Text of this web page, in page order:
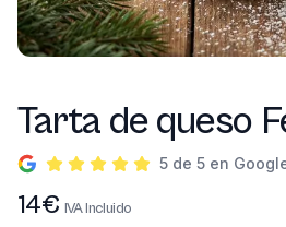
Tarta de queso
5 de 5 en
Información del producto
14€ IVA Incluido